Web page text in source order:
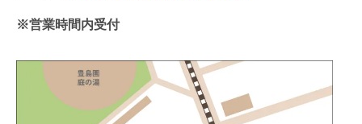
※営業時間内受付